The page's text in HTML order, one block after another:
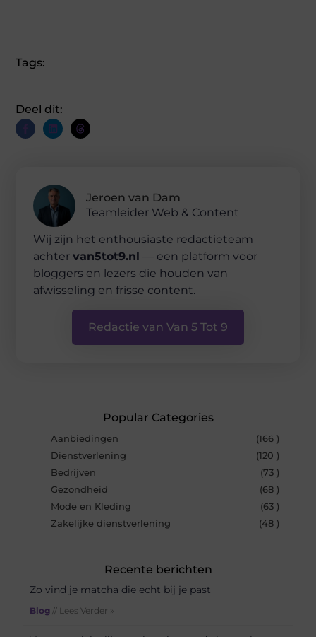
Tags:
Deel dit:
Jeroen van Dam
Teamleider Web & Content
Wij zijn het enthousiaste redactieteam
achtervan5tot9.nl — een platform voor
bloggers en lezers die houden van
afwisseling en frisse content.
Redactie van Van 5 Tot 9
Popular Categories
Aanbiedingen
(166 )
Dienstverlening
(120 )
Bedrijven
(73 )
Gezondheid
(68 )
Mode en Kleding
(63 )
Zakelijke dienstverlening
(48 )
Recente berichten
Zo vind je matcha die echt bij je past
Blog // Lees Verder »